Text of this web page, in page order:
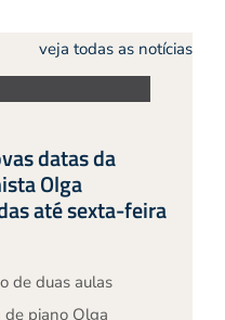
veja todas as notícias
datas da
Olga
até sexta-feira
de duas aulas
de piano Olga